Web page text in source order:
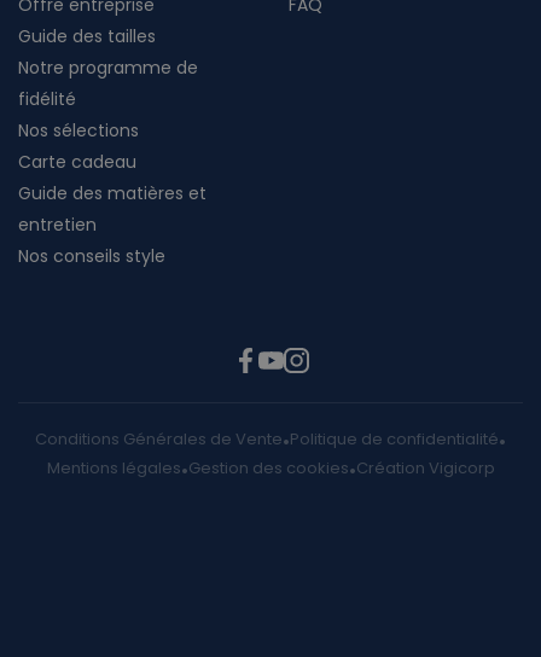
Offre entreprise
FAQ
Guide des tailles
Notre programme de
fidélité
Nos sélections
Carte cadeau
Guide des matières et
entretien
Nos conseils style
Conditions Générales de Vente Politique de confidentialité
Mentions légales Gestion des cookies Création Vigicorp